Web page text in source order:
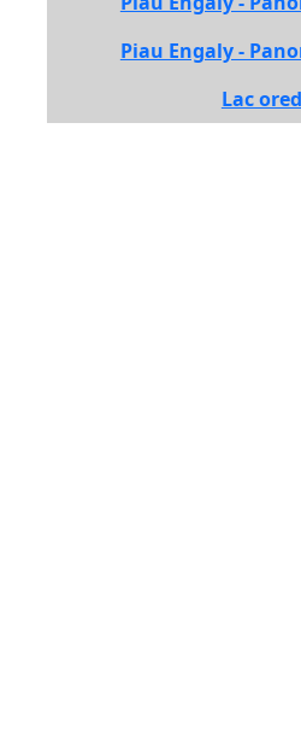
Piau Engaly -
Lac